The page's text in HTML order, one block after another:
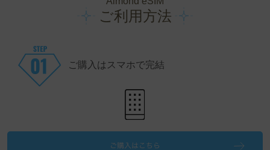
ご利用方法
ご購入はスマホで完結
ご購入はこちら